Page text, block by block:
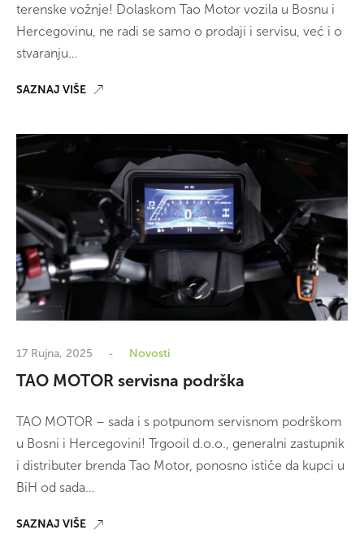
terenske vožnje! Dolaskom Tao Motor vozila u Bosnu i
Hercegovinu, ne radi se samo o prodaji i servisu, već i o
stvaranju…
SAZNAJ VIŠE
17 Rujna, 2025 Novosti
TAO MOTOR servisna podrška
TAO MOTOR – sada i s potpunom servisnom podrškom
u Bosni i Hercegovini! Trgooil d.o.o., generalni zastupnik
i distributer brenda Tao Motor, ponosno ističe da kupci u
BiH od sada…
SAZNAJ VIŠE